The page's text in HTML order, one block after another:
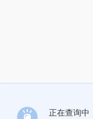
正在查询中